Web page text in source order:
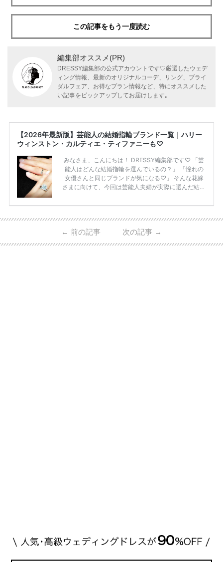
この記事をもう一度読む
編集部オススメ(PR)
DRESSY編集部の公式アカウントです♡厳選したウェデ
ィング情報、最新のオリジナルコーデ、リング、ブライ
ダルフェア、お得なプラン情報など、特にオススメした
い記事をピックアップしてお届けします｡
【2026年最新版】芸能人の結婚指輪ブランド一覧｜ハリー
ウィンストン・カルティエ・ティファニーも♡
みなさま、こんにちは！ DRESSY編集部です♡ 「芸
能人はどんな結婚指輪を選んでいるの？」 「憧れの
女優さんと同じブランドが気になる♡」 そんな花嫁
さまに向けて、今回は芸能人夫婦が実際に選んだ結婚
ーウィンストンやカルティエ、ティファニーなど世界
日本で人気のブランドまで幅広くご紹介。 さらに、
・愛用している芸能人夫婦 ・リングの特徴や魅力 ・
← 前の記事 次の記事 →